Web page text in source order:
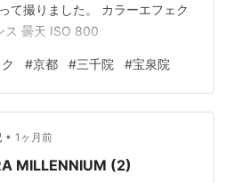
て撮りました。 カラーエフェク
ス 曇天 ISO 800
#京都 #三千院 #宝泉院
• 1ヶ月前
MILLENNIUM (2)